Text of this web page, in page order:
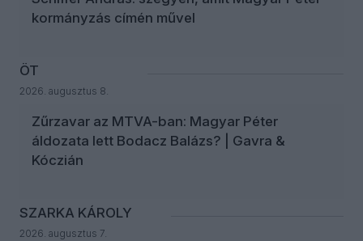
kormányzás címén művel
ÖT
2026. augusztus 8.
Zűrzavar az MTVA-ban: Magyar Péter
áldozata lett Bodacz Balázs? | Gavra &
Kóczián
SZARKA KÁROLY
2026. augusztus 7.